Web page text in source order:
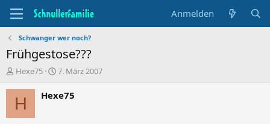
Anmelden
Schwanger wer noch?
Frühgestose???
T
e
m
Hexe75
B
g
7. März 2007
H Hexe75